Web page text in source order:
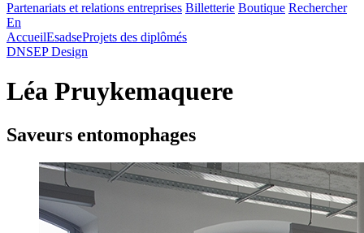
Partenariats et relations entreprises Billetterie Boutique Rechercher
En
AccueilEsadseProjets des diplômés
DNSEP Design
Léa Pruykemaquere
Saveurs entomophages